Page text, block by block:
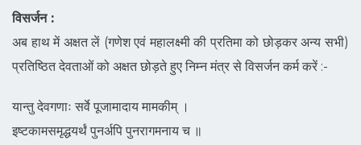
विसर्जन :
अब हाथ में अक्षत लें (गणेश एवं महालक्ष्मी की प्रतिमा को छोड़कर अन्य सभी)
प्रतिष्ठित देवताओं को अक्षत छोड़ते हुए निम्न मंत्र से विसर्जन कर्म करें :-
यान्तु देवगणाः सर्वे पूजामादाय मामकीम्‌ ।
इष्टकामसमृद्धयर्थं पुनर्अपि पुनरागमनाय च ॥